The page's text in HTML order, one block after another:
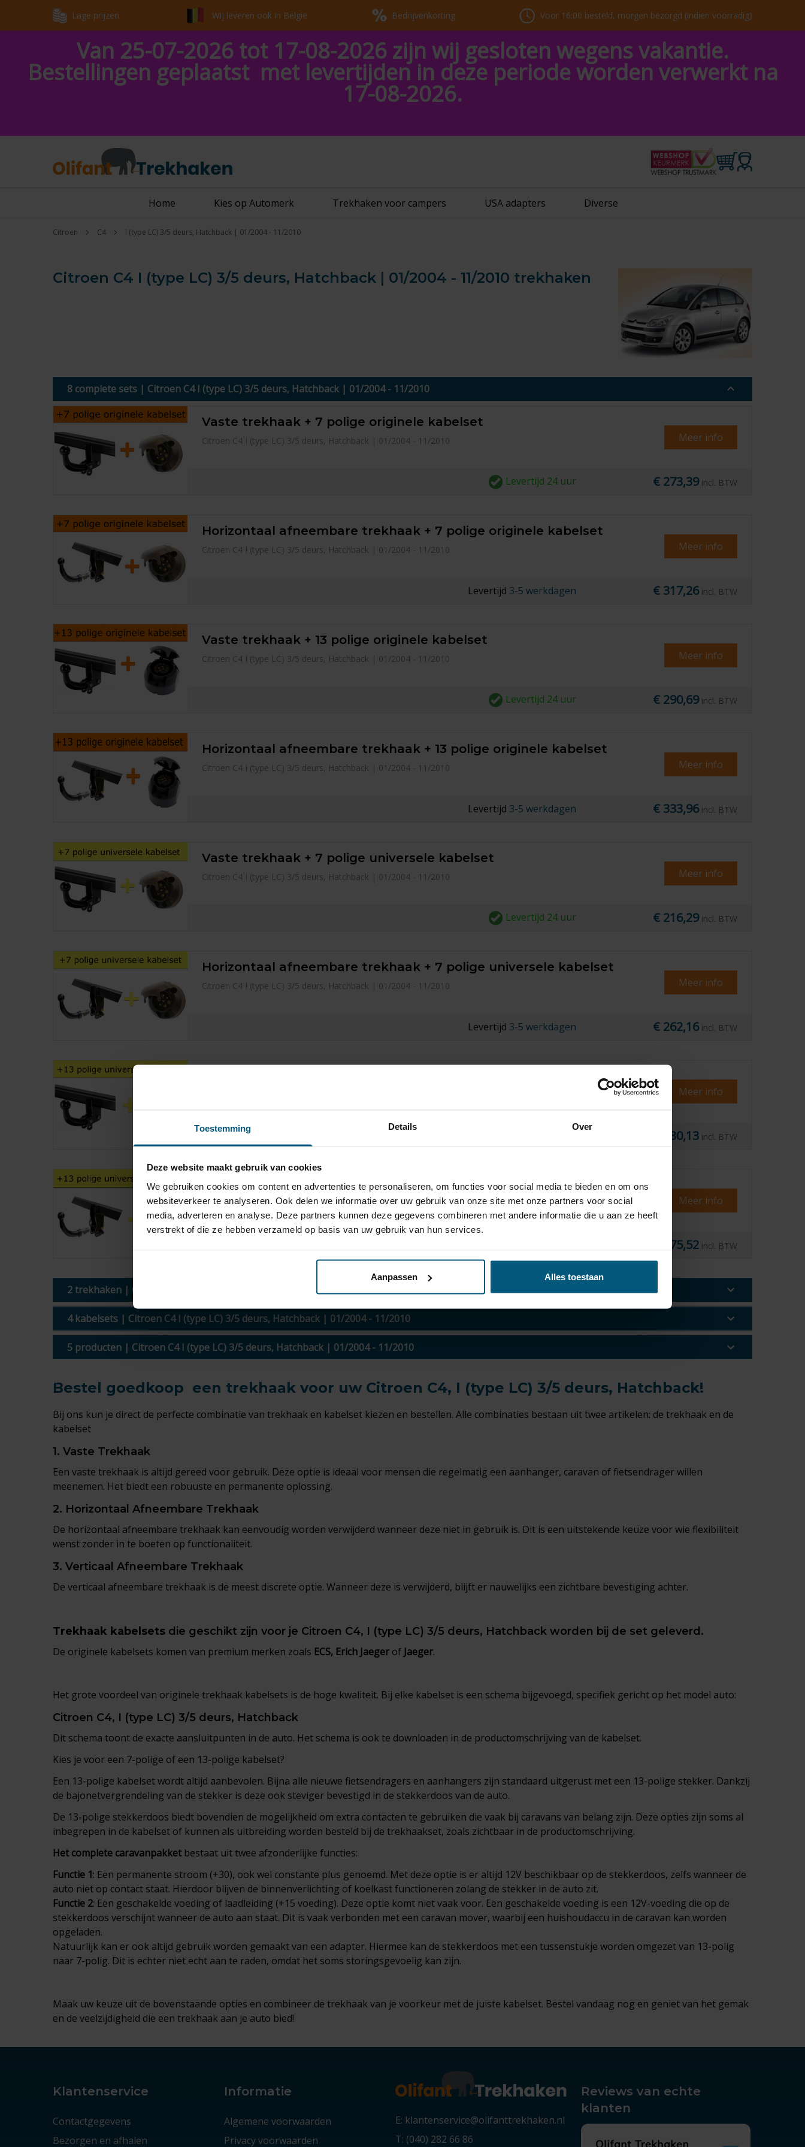
Toestemming Details Over
Deze website maakt gebruik van cookies
We gebruiken cookies om content en advertenties te personaliseren, om functies voor social media te bieden en om ons
websiteverkeer te analyseren. Ook delen we informatie over uw gebruik van onze site met onze partners voor social
media, adverteren en analyse. Deze partners kunnen deze gegevens combineren met andere informatie die u aan ze heeft
verstrekt of die ze hebben verzameld op basis van uw gebruik van hun services.
Aanpassen Alles toestaan
Lage prijzen Wij leveren ook in België Bedrijvenkorting Voor 16:00 besteld, morgen bezorgd (indien voorradig)
Van 25-07-2026 tot 17-08-2026 zijn wij gesloten wegens vakantie.
Bestellingen geplaatst met levertijden in deze periode worden verwerkt na
17-08-2026.
Home Kies op Automerk Trekhaken voor campers USA adapters Diverse
Citroen C4 I (type LC) 3/5 deurs, Hatchback | 01/2004 - 11/2010
Citroen C4 I (type LC) 3/5 deurs, Hatchback | 01/2004 - 11/2010 trekhaken
8 complete sets | Citroen C4 I (type LC) 3/5 deurs, Hatchback | 01/2004 - 11/2010
Vaste trekhaak + 7 polige originele kabelset
Citroen C4 I (type LC) 3/5 deurs, Hatchback | 01/2004 - 11/2010 Meer info
Levertijd 24 uur € 273,39 incl. BTW
Horizontaal afneembare trekhaak + 7 polige originele kabelset
Citroen C4 I (type LC) 3/5 deurs, Hatchback | 01/2004 - 11/2010 Meer info
Levertijd 3-5 werkdagen € 317,26 incl. BTW
Vaste trekhaak + 13 polige originele kabelset
Citroen C4 I (type LC) 3/5 deurs, Hatchback | 01/2004 - 11/2010 Meer info
Levertijd 24 uur € 290,69 incl. BTW
Horizontaal afneembare trekhaak + 13 polige originele kabelset
Citroen C4 I (type LC) 3/5 deurs, Hatchback | 01/2004 - 11/2010 Meer info
Levertijd 3-5 werkdagen € 333,96 incl. BTW
Vaste trekhaak + 7 polige universele kabelset
Citroen C4 I (type LC) 3/5 deurs, Hatchback | 01/2004 - 11/2010 Meer info
Levertijd 24 uur € 216,29 incl. BTW
Horizontaal afneembare trekhaak + 7 polige universele kabelset
Citroen C4 I (type LC) 3/5 deurs, Hatchback | 01/2004 - 11/2010 Meer info
Levertijd 3-5 werkdagen € 262,16 incl. BTW
Meer info
€ 230,13 incl. BTW
Horizontaal afneembare trekhaak + 13 polige universele kabelset
Citroen C4 I (type LC) 3/5 deurs, Hatchback | 01/2004 - 11/2010 Meer info
€ 275,52 incl. BTW
2 trekhaken | Citroen C4 I (type LC) 3/5 deurs, Hatchback | 01/2004 - 11/2010
4 kabelsets | Citroen C4 I (type LC) 3/5 deurs, Hatchback | 01/2004 - 11/2010
5 producten | Citroen C4 I (type LC) 3/5 deurs, Hatchback | 01/2004 - 11/2010
Bestel goedkoop een trekhaak voor uw Citroen C4, I (type LC) 3/5 deurs, Hatchback!
Bij ons kun je direct de perfecte combinatie van trekhaak en kabelset kiezen en bestellen. Alle combinaties bestaan uit twee artikelen: de trekhaak en de
kabelset
1. Vaste Trekhaak
Een vaste trekhaak is altijd gereed voor gebruik. Deze optie is ideaal voor mensen die regelmatig een aanhanger, caravan of fietsendrager willen
meenemen. Het biedt een robuuste en permanente oplossing.
2. Horizontaal Afneembare Trekhaak
De horizontaal afneembare trekhaak kan eenvoudig worden verwijderd wanneer deze niet in gebruik is. Dit is een uitstekende keuze voor wie flexibiliteit
wenst zonder in te boeten op functionaliteit.
3. Verticaal Afneembare Trekhaak
De verticaal afneembare trekhaak is de meest discrete optie. Wanneer deze is verwijderd, blijft er nauwelijks een zichtbare bevestiging achter.
Trekhaak kabelsets die geschikt zijn voor je Citroen C4, I (type LC) 3/5 deurs, Hatchback worden bij de set geleverd.
De originele kabelsets komen van premium merken zoals ECS, Erich Jaeger of Jaeger.
Het grote voordeel van originele trekhaak kabelsets is de hoge kwaliteit. Bij elke kabelset is een schema bijgevoegd, specifiek gericht op het model auto:
Citroen C4, I (type LC) 3/5 deurs, Hatchback
Dit schema toont de exacte aansluitpunten in de auto. Het schema is ook te downloaden in de productomschrijving van de kabelset.
Kies je voor een 7-polige of een 13-polige kabelset?
Een 13-polige kabelset wordt altijd aanbevolen. Bijna alle nieuwe fietsendragers en aanhangers zijn standaard uitgerust met een 13-polige stekker. Dankzij
de bajonetvergrendeling van de stekker is deze ook steviger bevestigd in de stekkerdoos van de auto.
De 13-polige stekkerdoos biedt bovendien de mogelijkheid om extra contacten te gebruiken die vaak bij caravans van belang zijn. Deze opties zijn soms al
inbegrepen in de kabelset of kunnen als uitbreiding worden besteld bij de trekhaakset, zoals zichtbaar in de productomschrijving.
Het complete caravanpakketbestaat uit twee afzonderlijke functies:
Functie 1: Een permanente stroom (+30), ook wel constante plus genoemd. Met deze optie is er altijd 12V beschikbaar op de stekkerdoos, zelfs wanneer de
auto niet op contact staat. Hierdoor blijven de binnenverlichting of koelkast functioneren zolang de stekker in de auto zit.
Functie 2: Een geschakelde voeding of laadleiding (+15 voeding). Deze optie komt niet vaak voor. Een geschakelde voeding is een 12V-voeding die op de
stekkerdoos verschijnt wanneer de auto aan staat. Dit is vaak verbonden met een caravan mover, waarbij een huishoudaccu in de caravan kan worden
opgeladen.
Natuurlijk kan er ook altijd gebruik worden gemaakt van een adapter. Hiermee kan de stekkerdoos met een tussenstukje worden omgezet van 13-polig
naar 7-polig. Dit is echter niet echt aan te raden, omdat het soms storingsgevoelig kan zijn.
Maak uw keuze uit de bovenstaande opties en combineer de trekhaak van je voorkeur met de juiste kabelset. Bestel vandaag nog en geniet van het gemak
en de veelzijdigheid die een trekhaak aan je auto bied!
Klantenservice
Contactgegevens
Bezorgen en afhalen
Informatie
Algemene voorwaarden
Privacy voorwaarden
E: klantenservice@olifanttrekhaken.nl
T: (040) 282 66 86
Reviews van echte
klanten